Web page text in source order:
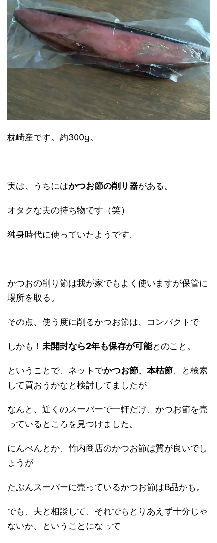
枕崎産です。約300g。
実は、うちにはかつお節の削り器がある。
オタクな夫の持ち物です（笑）
独身時代に使っていたようです。
かつおの削り節は我が家でもよく使いますが保管に
場所を取る。
その点、使う度に削るかつお節は、コンパクトで
しかも！ 未開封なら2年も保存が可能とのこと。
ということで、ネットでかつお節、本枯節、と検索
して買おうかなと検討してましたが
なんと、近くのスーパーで一軒だけ、かつお節を売
っているところを見つけました。
にんべんとか、竹内商店のかつお節は質が良いでし
ょうが
たぶんスーパーに売っているかつお節はB品かも。
でも、夫と相談して、それでもとりあえず十分じゃ
ないか、ということになって